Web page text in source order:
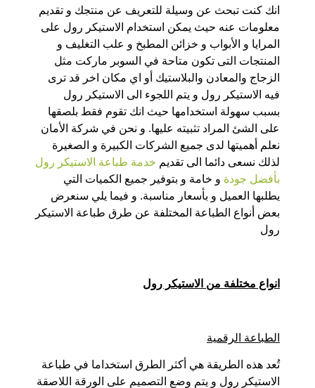
انك كنت تبحث عن وسيلة للتعريف عن منتجك و تقديم
معلومات عنه حيث يمكن استخدام الاستيكر رول على
المرايا و الأبواب و خزائن المطبخ و علب التغليف و
المنتجات التى تكون متاحة في السوبر ماركت مثل
الزجاج والمعادن والبلاستيك أو اي مكان اخر قد ترى
فيه الاستيكر رول و يتم اللجوء الى الاستيكر رول
بسبب سهولة استخدامها حيث انك تقوم فقط بلصقها
على الشئ المراد تثبيته عليها. و نحن في شركة الأمان
نعلم أهميتها لدى جميع الشركات الكبيرة و الصغيرة
لذلك نسعى دائما الى تقديم خدمة طباعة الاستيكر رول
بأفضل جودة و خامة و بتوفير جميع الكميات التي
يطلبها العميل و بأسعار مناسبة. و فيما يلي سنعرض
بعض أنواع الطباعة المختلفة عن طرق طباعة الاستيكر
رول
انواع مختلفة من الاستيكر رول
الطباعة الرقمية
تُعد هذه الطريقة هي أكثر الطرق استخداما في طباعة
الاستيكر رول و يتم وضع التصميم على الورقة اللاصقة